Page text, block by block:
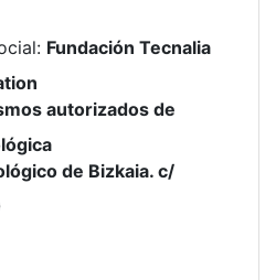
: Fundación Tecnalia
autorizados de
de Bizkaia. c/